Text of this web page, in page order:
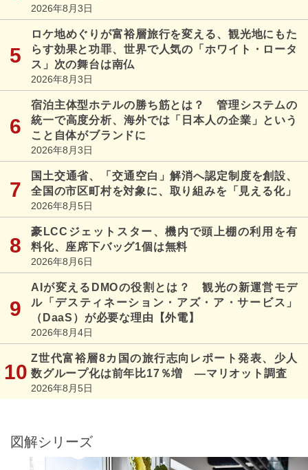
2026年8月3日
ロケ地めぐりが富裕層旅行を変える、観光地にもた
らす効果と功罪、世界で人気の「ホワイト・ロータ
ス」次の舞台は南仏
2026年8月3日
宿泊主体型ホテルの勝ち筋とは？ 管理システムの
統一で高度分析、海外では「日本人の企業」という
こと自体がブランドに
2026年8月3日
国土交通省、「交通空白」解消へ認定制度を創設、
全国の市区町村を対象に、取り組みを「見える化」
2026年8月5日
豪LCCジェットスター、機内で頭上棚の利用を有
料化、座席下バッグ1個は無料
2026年8月6日
AIが変えるDMOの役割とは？ 観光の新運営モデ
ル「デスティネーション・アズ・ア・サービス」
（DaaS）が必要な理由【外電】
2026年8月4日
Z世代富裕層8カ国の旅行志向レポート発表、少人
数グループ化は前年比17％増 ―マリオット調査
2026年8月5日
図解シリーズ